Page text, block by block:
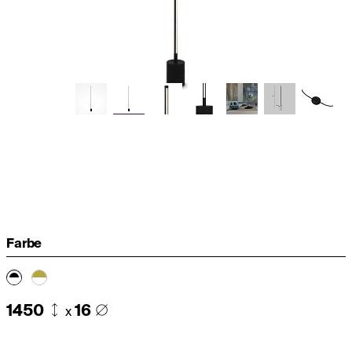
Farbe
1450 x 16